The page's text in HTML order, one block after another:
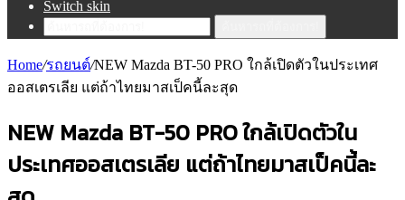
Switch skin
Home/รถยนต์/NEW Mazda BT-50 PRO ใกล้เปิดตัวในประเทศ
ออสเตรเลีย แต่ถ้าไทยมาสเป็คนี้ละสุด
NEW Mazda BT-50 PRO ใกล้เปิดตัวใน
ประเทศออสเตรเลีย แต่ถ้าไทยมาสเป็คนี้ละ